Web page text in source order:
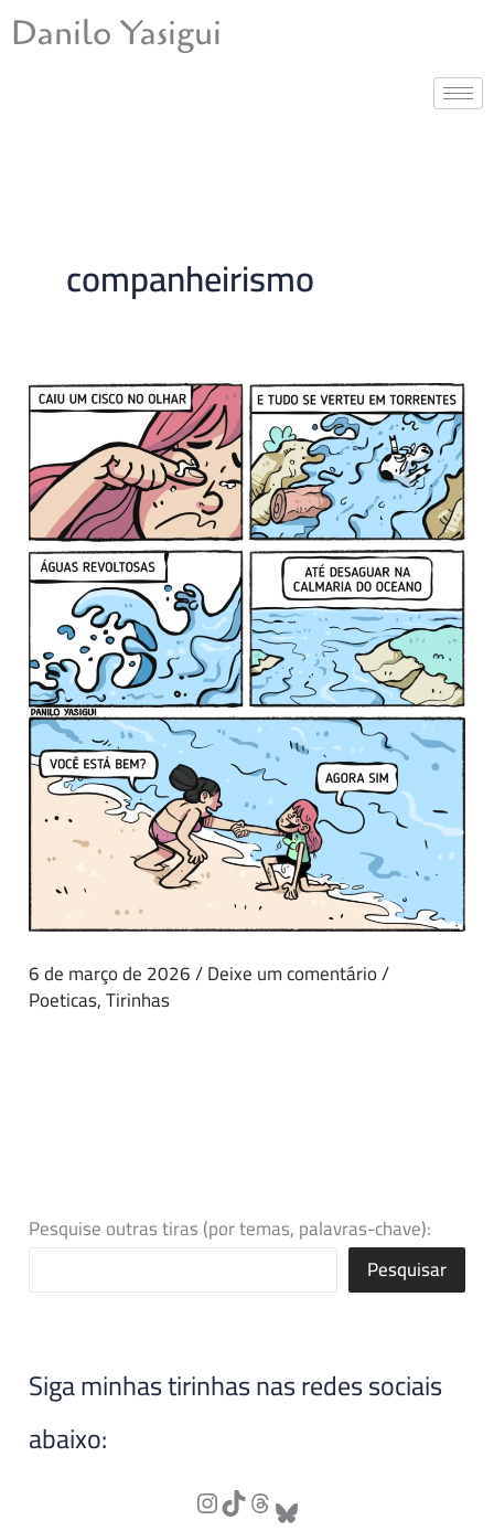
para
Danilo Yasigui
companheirismo
6 de março de 2026/Deixe um comentário/
Poeticas,Tirinhas
Pesquise outras tiras (por temas, palavras-chave):
Pesquisar
Siga minhas tirinhas nas redes sociais
abaixo: